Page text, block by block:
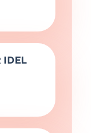
IDEL